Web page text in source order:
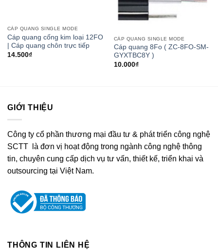
CÁP QUANG SINGLE MODE
Cáp quang cống kim loại 12FO
| Cáp quang chôn trực tiếp
14.500₫
CÁP QUANG SINGLE MODE
Cáp quang 8Fo ( ZC-8FO-SM-
GYXTBC8Y )
10.000₫
GIỚI THIỆU
Công ty cổ phần thương mại đầu tư & phát triển công nghệ
SCTT là đơn vị hoạt động trong ngành công nghệ thông
tin, chuyên cung cấp dịch vụ tư vấn, thiết kế, triển khai và
outsourcing tại Việt Nam.
THÔNG TIN LIÊN HỆ